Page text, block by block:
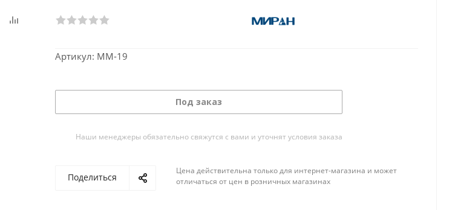
Артикул: ММ-19
Под заказ
Наши менеджеры обязательно свяжутся с вами и уточнят условия заказа
Поделиться
Цена действительна только для интернет-магазина и может
отличаться от цен в розничных магазинах